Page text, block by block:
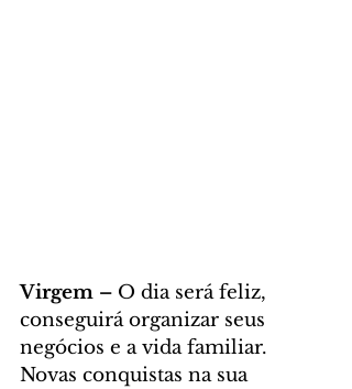
Virgem – O dia será feliz,
conseguirá organizar seus
negócios e a vida familiar.
Novas conquistas na sua